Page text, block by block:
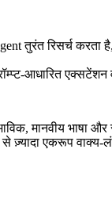
तुरंत रिसर्च करता
आधारित एक्सटेंशन
मानवीय भाषा
ज़्यादा एकरूप वाक्य-